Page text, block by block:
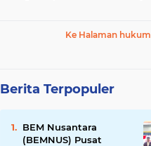
Ke Halaman hukum
Berita Terpopuler
BEM Nusantara
(BEMNUS) Pusat